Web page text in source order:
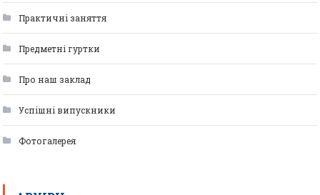
Практичні заняття
Предметні гуртки
Про наш заклад
Успішні випускники
Фотогалерея